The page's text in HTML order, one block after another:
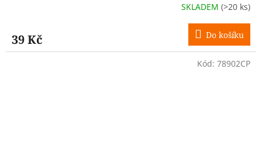
SKLADEM (>20 ks)
39 Kč Do košíku
Kód: 78902CP